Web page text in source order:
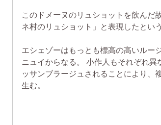
このドメーヌのリュショットを飲んだ
ネ村のリュショット」と表現したという
エシェゾーはもっとも標高の高いルー
ニュイからなる。 小作人もそれぞれ
ッサンブラージュされることにより、
生む。